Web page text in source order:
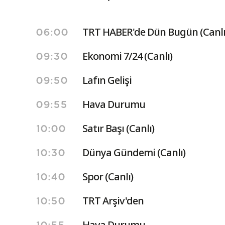
06:00 TRT HABER'de Dün Bugün
09:30 Ekonomi 7/24 (Canlı)
09:50 Lafın Gelişi
09:55 Hava Durumu
10:00 Satır Başı (Canlı)
10:30 Dünya Gündemi (Canlı)
10:40 Spor (Canlı)
10:50 TRT Arşiv'den